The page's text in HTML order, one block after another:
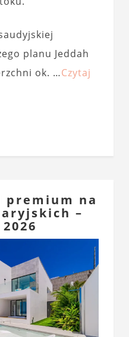
planu Jeddah
ok. …Czytaj
premium na
–